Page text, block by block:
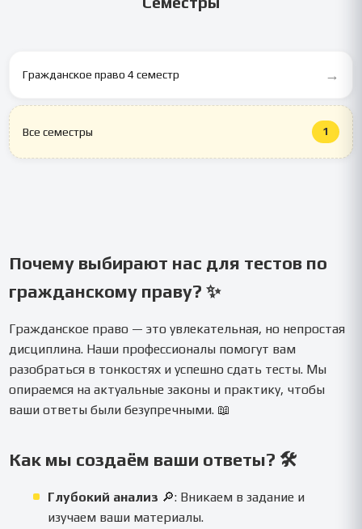
Гражданское право 4 семестр →
Все семестры 1
Почему выбирают нас для тестов по
гражданскому праву? ✨
Гражданское право — это увлекательная, но непростая
дисциплина. Наши профессионалы помогут вам
разобраться в тонкостях и успешно сдать тесты. Мы
опираемся на актуальные законы и практику, чтобы
ваши ответы были безупречными. 📖
Как мы создаём ваши ответы? 🛠️
Глубокий анализ 🔎: Вникаем в задание и
изучаем ваши материалы.